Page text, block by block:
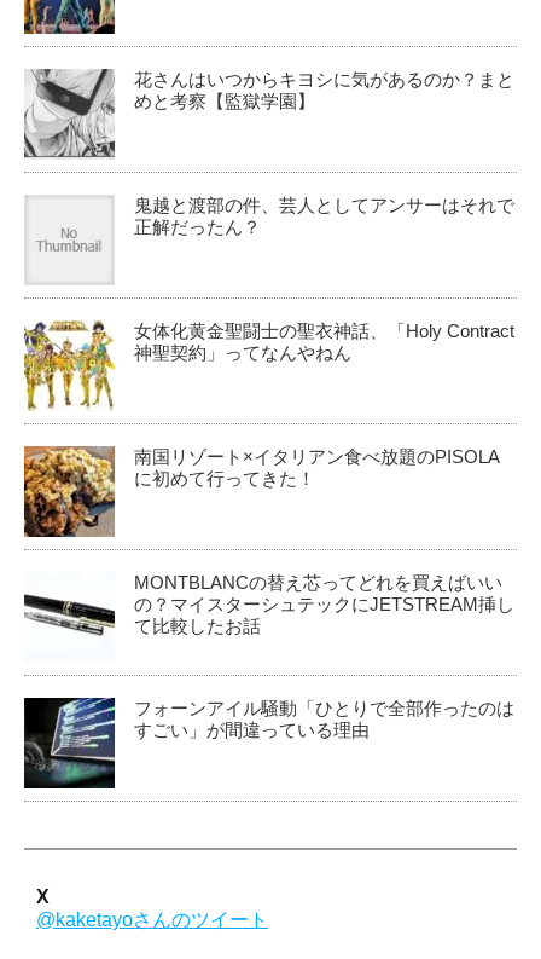
花さんはいつからキヨシに気があるのか？まと
めと考察【監獄学園】
鬼越と渡部の件、芸人としてアンサーはそれで
正解だったん？
女体化黄金聖闘士の聖衣神話、「Holy Contract
神聖契約」ってなんやねん
南国リゾート×イタリアン食べ放題のPISOLA
に初めて行ってきた！
MONTBLANCの替え芯ってどれを買えばいい
の？マイスターシュテックにJETSTREAM挿し
て比較したお話
フォーンアイル騒動「ひとりで全部作ったのは
すごい」が間違っている理由
X
@kaketayoさんのツイート